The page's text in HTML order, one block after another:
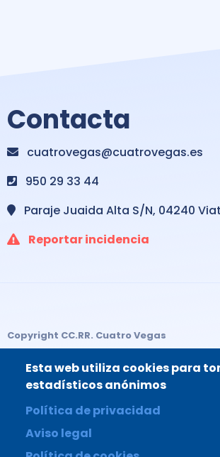
Esta web utiliza cookies para
estadísticos anónimos
Política de privacidad
Aviso legal
Contacta
cuatrovegas@cuatrovegas.es
950 29 33 44
Paraje Juaida Alta S/N, 04240
Reportar incidencia
Copyright CC.RR. Cuatro Vegas
Aviso legal
Política de privacidad
Configurar cookies